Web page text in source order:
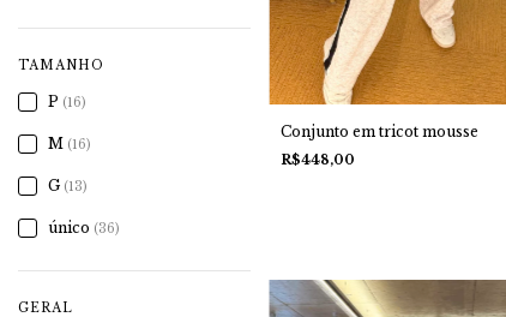
TAMANHO
P (16)
M (16)
G (13)
único (36)
GERAL
Conjunto em tricot mousse
R$448,00